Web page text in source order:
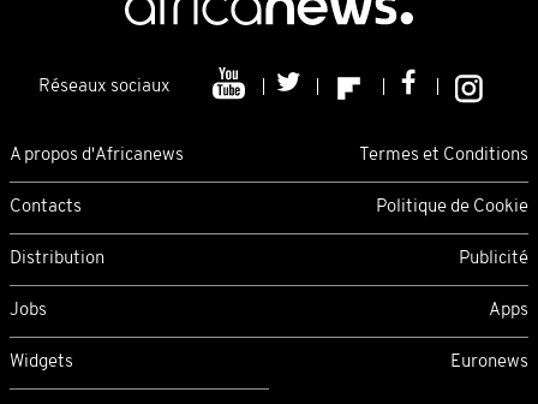
Réseaux sociaux
A propos d'Africanews Termes et Conditions
Contacts Politique de Cookie
Distribution Publicité
Jobs Apps
Widgets Euronews